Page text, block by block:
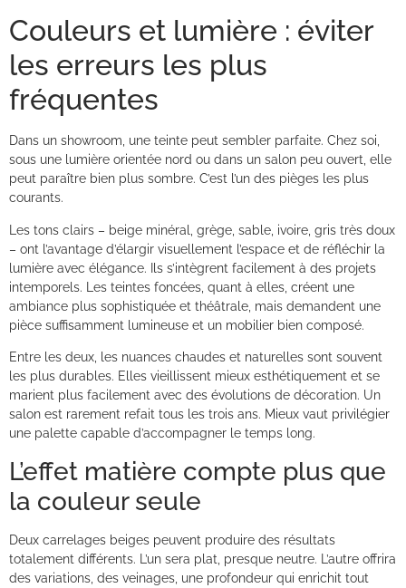
Couleurs et lumière : éviter
les erreurs les plus
fréquentes
Dans un showroom, une teinte peut sembler parfaite. Chez soi,
sous une lumière orientée nord ou dans un salon peu ouvert, elle
peut paraître bien plus sombre. C’est l’un des pièges les plus
courants.
Les tons clairs – beige minéral, grège, sable, ivoire, gris très doux
– ont l’avantage d’élargir visuellement l’espace et de réfléchir la
lumière avec élégance. Ils s’intègrent facilement à des projets
intemporels. Les teintes foncées, quant à elles, créent une
ambiance plus sophistiquée et théâtrale, mais demandent une
pièce suffisamment lumineuse et un mobilier bien composé.
Entre les deux, les nuances chaudes et naturelles sont souvent
les plus durables. Elles vieillissent mieux esthétiquement et se
marient plus facilement avec des évolutions de décoration. Un
salon est rarement refait tous les trois ans. Mieux vaut privilégier
une palette capable d’accompagner le temps long.
L’effet matière compte plus que
la couleur seule
Deux carrelages beiges peuvent produire des résultats
totalement différents. L’un sera plat, presque neutre. L’autre offrira
des variations, des veinages, une profondeur qui enrichit tout